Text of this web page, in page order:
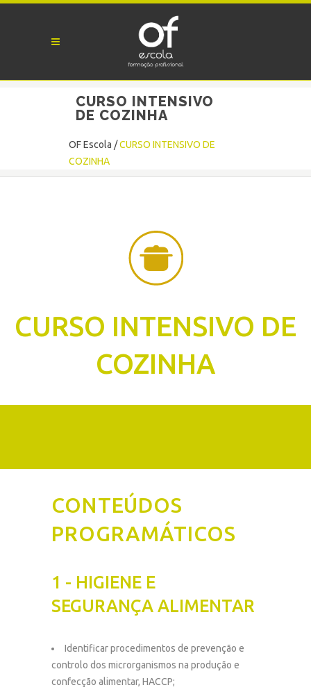
CURSO INTENSIVO
DE COZINHA
OF Escola /CURSO INTENSIVO DE
COZINHA
CURSO INTENSIVO DE
COZINHA
CONTEÚDOS
PROGRAMÁTICOS
1 - HIGIENE E
SEGURANÇA ALIMENTAR
Identificar procedimentos de prevenção e
controlo dos microrganismos na produção e
confecção alimentar, HACCP;